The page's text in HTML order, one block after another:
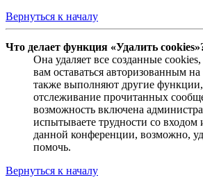
Вернуться к началу
Что делает функция «Удалить
Она удаляет все созданные
вам оставаться авторизованным
также выполняют другие функции,
отслеживание прочитанных
возможность включена
испытываете трудности со
данной конференции, возможно,
помочь.
Вернуться к началу